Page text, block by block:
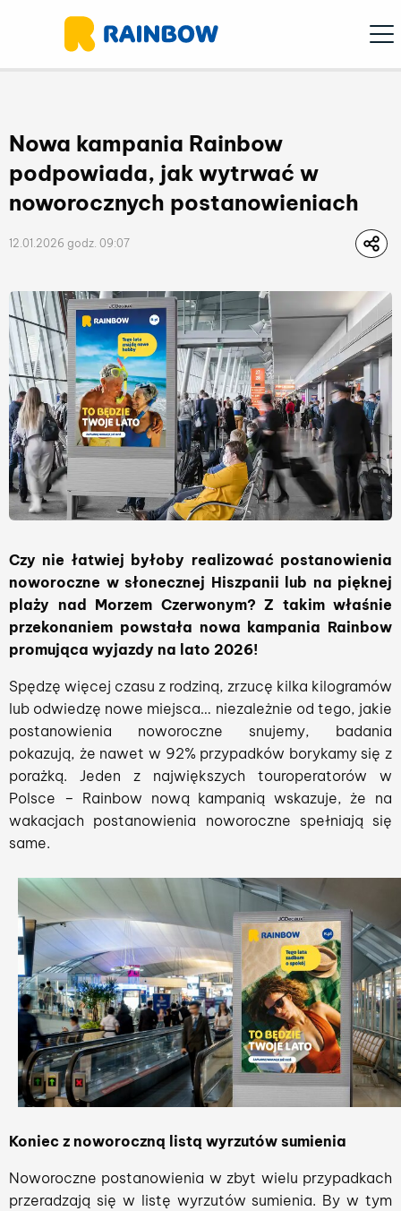
Nowa kampania Rainbow
podpowiada, jak wytrwać w
noworocznych postanowieniach
12.01.2026 godz. 09:07
Czy nie łatwiej byłoby realizować postanowienia
noworoczne w słonecznej Hiszpanii lub na pięknej
plaży nad Morzem Czerwonym? Z takim właśnie
przekonaniem powstała nowa kampania Rainbow
promująca wyjazdy na lato 2026!
Spędzę więcej czasu z rodziną, zrzucę kilka kilogramów
lub odwiedzę nowe miejsca… niezależnie od tego, jakie
postanowienia noworoczne snujemy, badania
pokazują, że nawet w 92% przypadków borykamy się z
porażką. Jeden z największych touroperatorów w
Polsce – Rainbow nową kampanią wskazuje, że na
wakacjach postanowienia noworoczne spełniają się
same.
Koniec z noworoczną listą wyrzutów sumienia
Noworoczne postanowienia w zbyt wielu przypadkach
przeradzają się w listę wyrzutów sumienia. By w tym